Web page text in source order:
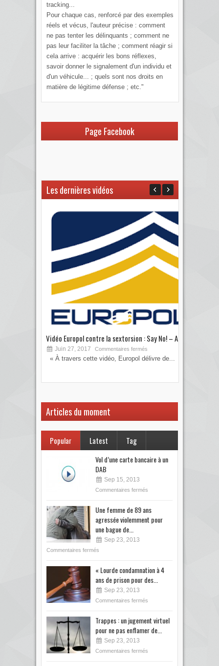
tracking...
Pour chaque cas, renforcé par des exemples
réels et vécus, l'auteur précise : comment
ne pas tenter les délinquants ; comment ne
pas leur faciliter la tâche ; comment réagir si
cela arrive : acquérir les bons réflexes,
savoir donner le signalement d'un individu et
d'un véhicule... ; quels sont nos droits en
matière de légitime défense ; etc."
Page Facebook
Les dernières vidéos
Vidéo Europol contre la sextorsion : Say No! – A...
Juin 27, 2017 Commentaires fermés
« À travers cette vidéo, Europol délivre de...
Articles du moment
Popular Latest Tag
Vol d’une carte bancaire à un
DAB
Sep 15, 2013
Commentaires fermés
Une femme de 89 ans
agressée violemment pour
une bague de...
Sep 23, 2013
Commentaires fermés
« Lourde condamnation à 4
ans de prison pour des...
Sep 23, 2013
Commentaires fermés
Trappes : un jugement virtuel
pour ne pas enflamer de...
Sep 23, 2013
Commentaires fermés